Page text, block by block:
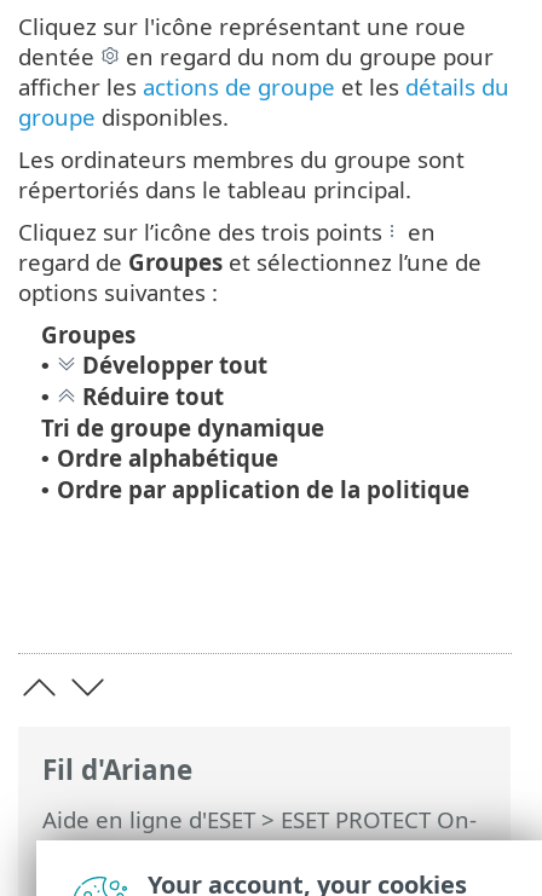
Fil d'Ariane
Aide en ligne d'ESET>ESET PROTECT On-
Prem>Utilisation de ESET PROTECT On-
Prem>ESET PROTECT On-Prem Menu
Cliquez sur l'icône représentant une roue
dentée
en regard du nom du groupe pour
afficher les actions de groupe et les détails du
groupe disponibles.
Les ordinateurs membres du groupe sont
répertoriés dans le tableau principal.
Cliquez sur l’icône des trois points
en
regard de Groupes et sélectionnez l’une de
options suivantes :
Groupes
• Développer tout
•
Réduire tout
Tri de groupe dynamique
• Ordre alphabétique
• Ordre par application de la politique
Your account, your cookies